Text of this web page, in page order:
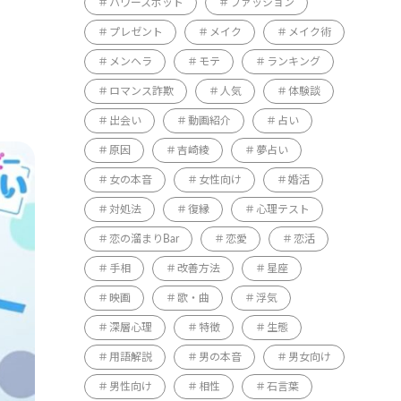
パワースポット ファッション
プレゼント メイク メイク術
メンヘラ モテ ランキング
ロマンス詐欺 人気 体験談
出会い 動画紹介 占い
原因 吉崎綾 夢占い
女の本音 女性向け 婚活
対処法 復縁 心理テスト
恋の溜まりBar 恋愛 恋活
手相 改善方法 星座
映画 歌・曲 浮気
深層心理 特徴 生態
用語解説 男の本音 男女向け
男性向け 相性 石言葉